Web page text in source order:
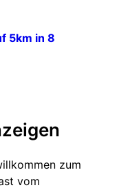
5km in 8
zum
vom